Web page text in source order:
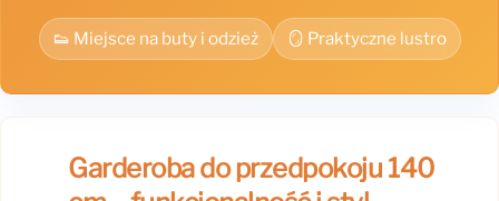
👟 Miejsce na buty i odzież 🪞 Praktyczne lustro
Garderoba do przedpokoju 140